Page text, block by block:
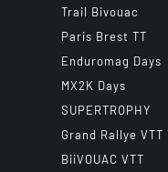
Trail Bivouac
Paris Brest TT
Enduromag Days
MX2K Days
SUPERTROPHY
Grand Rallye VTT
BiiVOUAC VTT